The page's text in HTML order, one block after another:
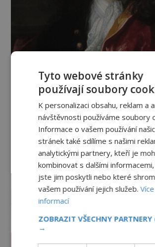
Tyto webové stránky
používají soubory
K personalizaci obsahu, reklam a
návštěvnosti používáme soubory
Informace o vašem používání
stránek také sdílíme s našimi
analytickými partnery, kteří je
kombinovat s dalšími
jste jim poskytli nebo které
vašem používání jejich služeb.Více
informací
ZOBRAZIT VŠECHNY PARTNERY
→